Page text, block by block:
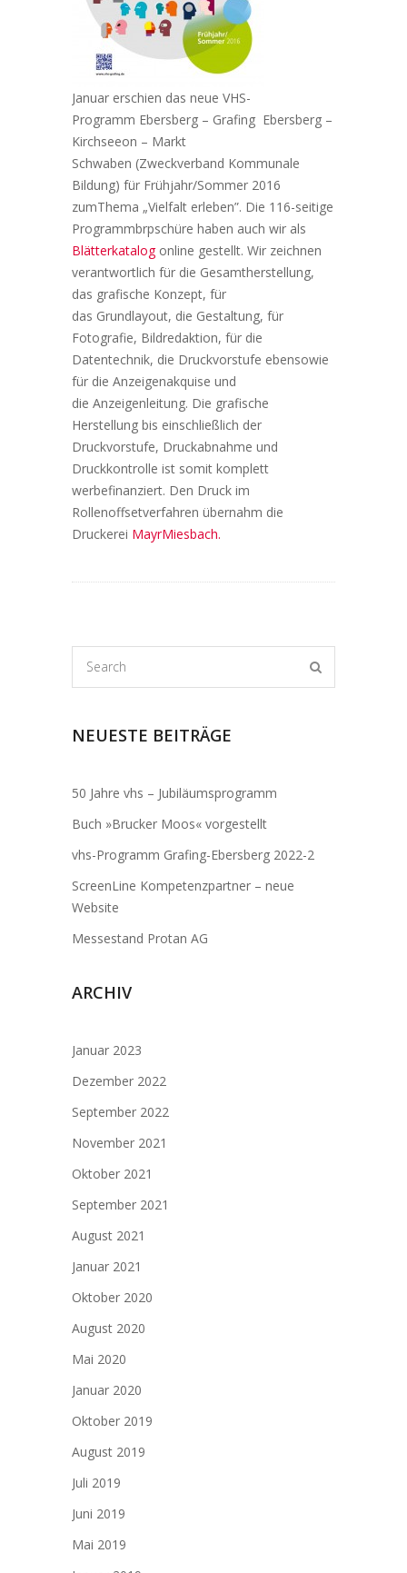
Januar erschien das neue VHS-
Programm Ebersberg – Grafing Ebersberg –
Kirchseeon – Markt
Schwaben (Zweckverband Kommunale
Bildung) für Frühjahr/Sommer 2016
zumThema „Vielfalt erleben”. Die 116-seitige
Programmbrpschüre haben auch wir als
Blätterkatalogonline gestellt. Wir zeichnen
verantwortlich für die Gesamtherstellung,
das grafische Konzept, für
das Grundlayout, die Gestaltung, für
Fotografie, Bildredaktion, für die
Datentechnik, die Druckvorstufe ebensowie
für die Anzeigenakquise und
die Anzeigenleitung. Die grafische
Herstellung bis einschließlich der
Druckvorstufe, Druckabnahme und
Druckkontrolle ist somit komplett
werbefinanziert. Den Druck im
Rollenoffsetverfahren übernahm die
Druckerei MayrMiesbach.
NEUESTE BEITRÄGE
50 Jahre vhs – Jubiläumsprogramm
Buch »Brucker Moos« vorgestellt
vhs-Programm Grafing-Ebersberg 2022-2
ScreenLine Kompetenzpartner – neue
Website
Messestand Protan AG
ARCHIV
Januar 2023
Dezember 2022
September 2022
November 2021
Oktober 2021
September 2021
August 2021
Januar 2021
Oktober 2020
August 2020
Mai 2020
Januar 2020
Oktober 2019
August 2019
Juli 2019
Juni 2019
Mai 2019